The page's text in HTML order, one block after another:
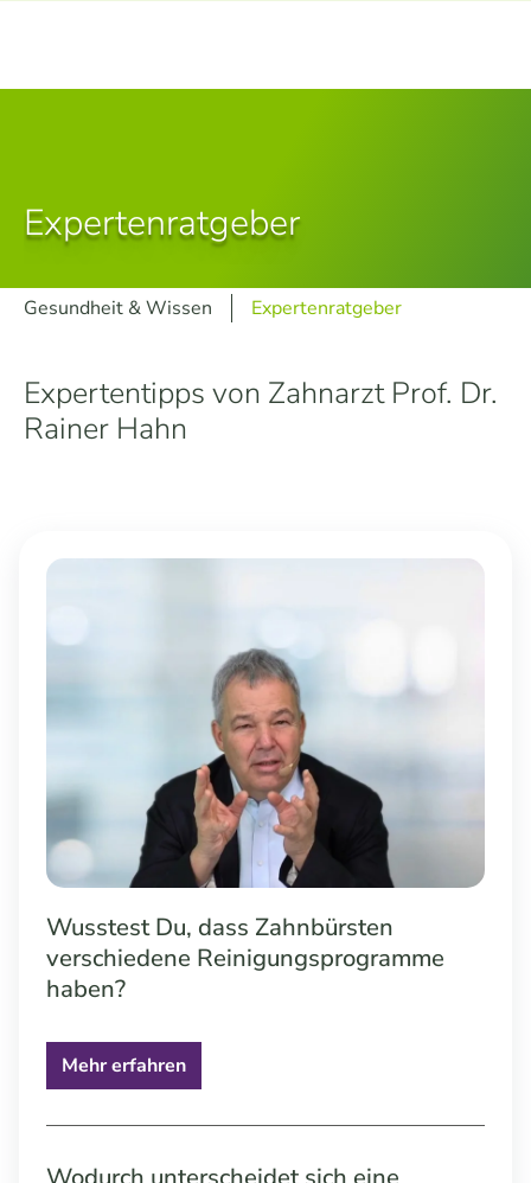
Expertenratgeber
Gesundheit & Wissen Expertenratgeber
Expertentipps von Zahnarzt Prof. Dr.
Rainer Hahn
Wusstest Du, dass Zahnbürsten
verschiedene Reinigungsprogramme
haben?
Mehr erfahren